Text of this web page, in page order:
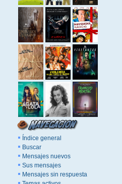
Índice general
Buscar
Mensajes nuevos
Sus mensajes
Mensajes sin respuesta